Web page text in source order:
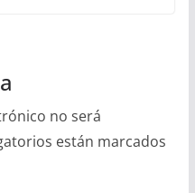
no será
están marcados